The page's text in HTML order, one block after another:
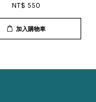
NT$ 550
加入購物車